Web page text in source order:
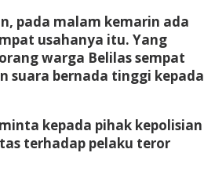
pada malam kemarin ada
usahanya itu. Yang
warga Belilas sempat
suara bernada tinggi kepada
kepada pihak kepolisian
terhadap pelaku teror